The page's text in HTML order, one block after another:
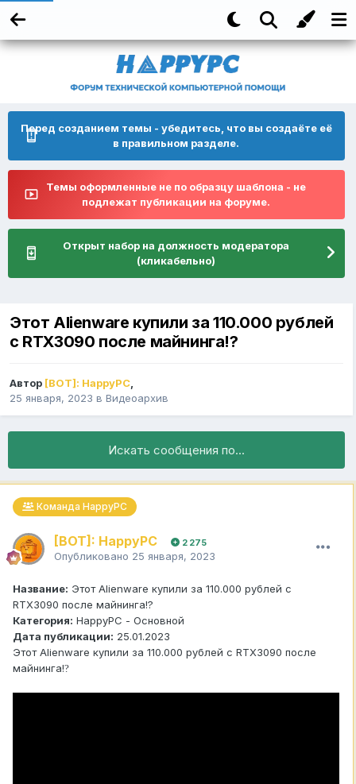
Перед созданием темы - убедитесь, что вы создаёте её
в правильном разделе.
Темы оформленные не по образцу шаблона - не
подлежат публикации на форуме.
Открыт набор на должность модератора
(кликабельно)
Этот Alienware купили за 110.000 рублей
с RTX3090 после майнинга!?
Автор [BOT]: HappyPC,
25 января, 2023 в Видеоархив
Искать сообщения по...
Команда HappyPC
[BOT]: HappyPC 2 275
Опубликовано 25 января, 2023
Название: Этот Alienware купили за 110.000 рублей с
RTX3090 после майнинга!?
Категория: HappyPC - Основной
Дата публикации: 25.01.2023
Этот Alienware купили за 110.000 рублей с RTX3090 после
майнинга!?